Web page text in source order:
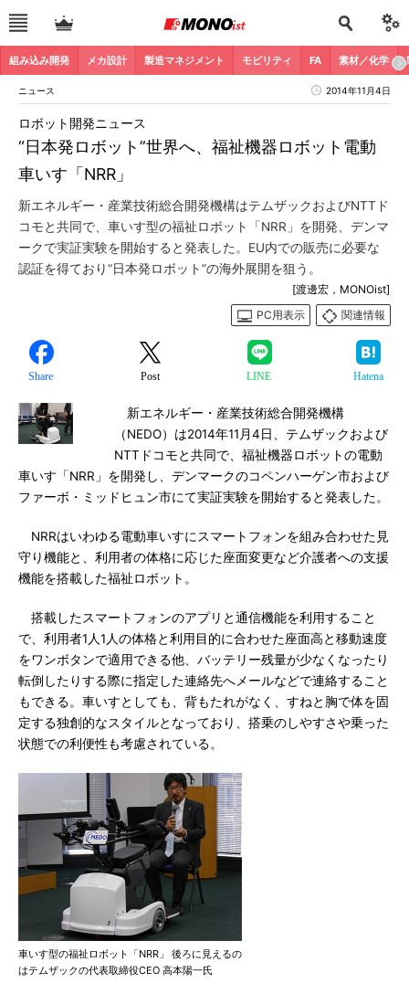
組み込み開発 メカ設計 製造マネジメント モビリティ FA 素材／化学
ニュース 2014年11月4日
“日本発ロボット”世界へ、福祉機器ロボット電動
車いす「NRR」
ロボット開発ニュース
新エネルギー・産業技術総合開発機構はテムザックおよびNTTド
コモと共同で、車いす型の福祉ロボット「NRR」を開発、デンマ
ークで実証実験を開始すると発表した。EU内での販売に必要な
認証を得ており“日本発ロボット”の海外展開を狙う。
[渡邊宏，MONOist]
PC用表示
関連情報
Share Post LINE Hatena
新エネルギー・産業技術総合開発機構
（NEDO）は2014年11月4日、テムザックおよび
NTTドコモと共同で、福祉機器ロボットの電動
車いす「NRR」を開発し、デンマークのコペンハーゲン市および
ファーボ・ミッドヒュン市にて実証実験を開始すると発表した。
NRRはいわゆる電動車いすにスマートフォンを組み合わせた見
守り機能と、利用者の体格に応じた座面変更など介護者への支援
機能を搭載した福祉ロボット。
搭載したスマートフォンのアプリと通信機能を利用すること
で、利用者1人1人の体格と利用目的に合わせた座面高と移動速度
をワンボタンで適用できる他、バッテリー残量が少なくなったり
転倒したりする際に指定した連絡先へメールなどで連絡すること
もできる。車いすとしても、背もたれがなく、すねと胸で体を固
定する独創的なスタイルとなっており、搭乗のしやすさや乗った
状態での利便性も考慮されている。
車いす型の福祉ロボット「NRR」 後ろに見えるの
はテムザックの代表取締役CEO 高本陽一氏